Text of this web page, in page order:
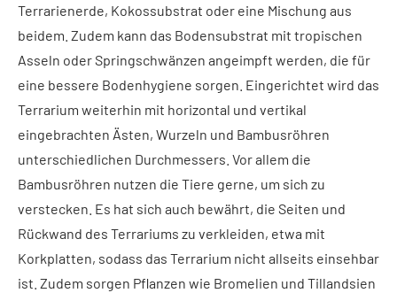
Terrarienerde, Kokossubstrat oder eine Mischung aus
beidem. Zudem kann das Bodensubstrat mit tropischen
Asseln oder Springschwänzen angeimpft werden, die für
eine bessere Bodenhygiene sorgen. Eingerichtet wird das
Terrarium weiterhin mit horizontal und vertikal
eingebrachten Ästen, Wurzeln und Bambusröhren
unterschiedlichen Durchmessers. Vor allem die
Bambusröhren nutzen die Tiere gerne, um sich zu
verstecken. Es hat sich auch bewährt, die Seiten und
Rückwand des Terrariums zu verkleiden, etwa mit
Korkplatten, sodass das Terrarium nicht allseits einsehbar
ist. Zudem sorgen Pflanzen wie Bromelien und Tillandsien